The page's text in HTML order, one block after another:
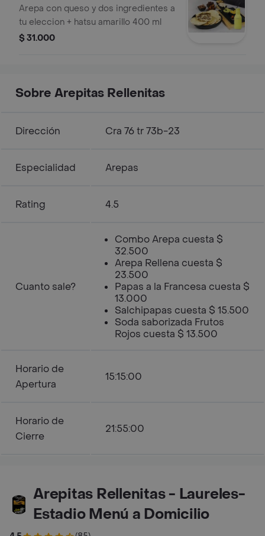
Amarillo
Arepa con queso y dos ingredientes a
tu eleccion + hatsu amarillo 400 ml
$ 31.000
Sobre Arepitas Rellenitas
Dirección Cra 76 tr 73b-23
Especialidad Arepas
Rating 4.5
Cuanto sale?
Combo Arepa cuesta $
32.500
Arepa Rellena cuesta $
23.500
Papas a la Francesa cuesta $
13.000
Salchipapas cuesta $ 15.500
Soda saborizada Frutos
Rojos cuesta $ 13.500
Horario de
Apertura
15:15:00
Horario de
Cierre
21:55:00
Arepitas Rellenitas - Laureles-
Estadio Menú a Domicilio